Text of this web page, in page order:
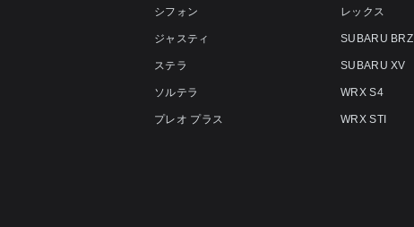
シフォン
ジャスティ
ステラ
ソルテラ
プレオ プラス
レックス
SUBARU BRZ
SUBARU XV
WRX S4
WRX STI